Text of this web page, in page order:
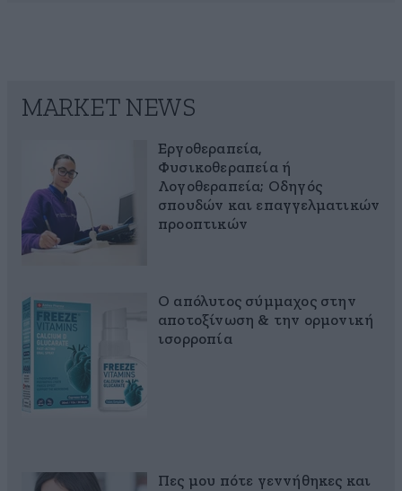
MARKET NEWS
Εργοθεραπεία,
Φυσικοθεραπεία ή
Λογοθεραπεία; Οδηγός
σπουδών και επαγγελματικών
προοπτικών
Ο απόλυτος σύμμαχος στην
αποτοξίνωση & την ορμονική
ισορροπία
Πες μου πότε γεννήθηκες και